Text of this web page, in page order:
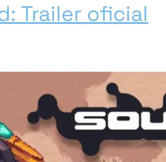
Trailer oficial